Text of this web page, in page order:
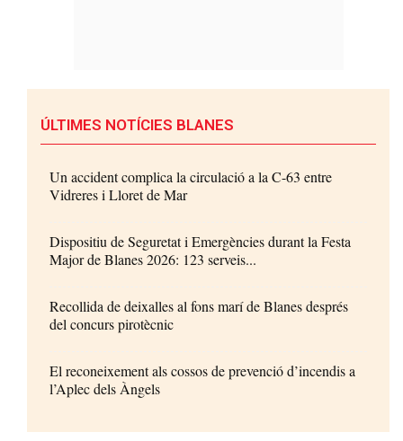
ÚLTIMES NOTÍCIES BLANES
Un accident complica la circulació a la C-63 entre
Vidreres i Lloret de Mar
Dispositiu de Seguretat i Emergències durant la Festa
Major de Blanes 2026: 123 serveis...
Recollida de deixalles al fons marí de Blanes després
del concurs pirotècnic
El reconeixement als cossos de prevenció d’incendis a
l’Aplec dels Àngels